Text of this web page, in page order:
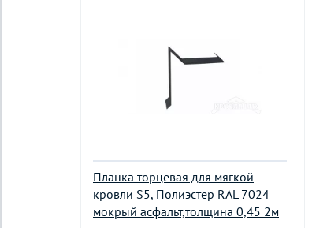
Планка торцевая для мягкой
кровли S5, Полиэстер RAL 7024
мокрый асфальт,толщина 0,45 2м